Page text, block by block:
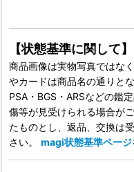
【状態基準に関して】
商品画像は実物写真ではな
やカードは商品名の通りと
PSA・BGS・ARSなどの鑑
傷等が見受けられる場合が
たものとし、返品、交換は
さい。 magi状態基準ページ